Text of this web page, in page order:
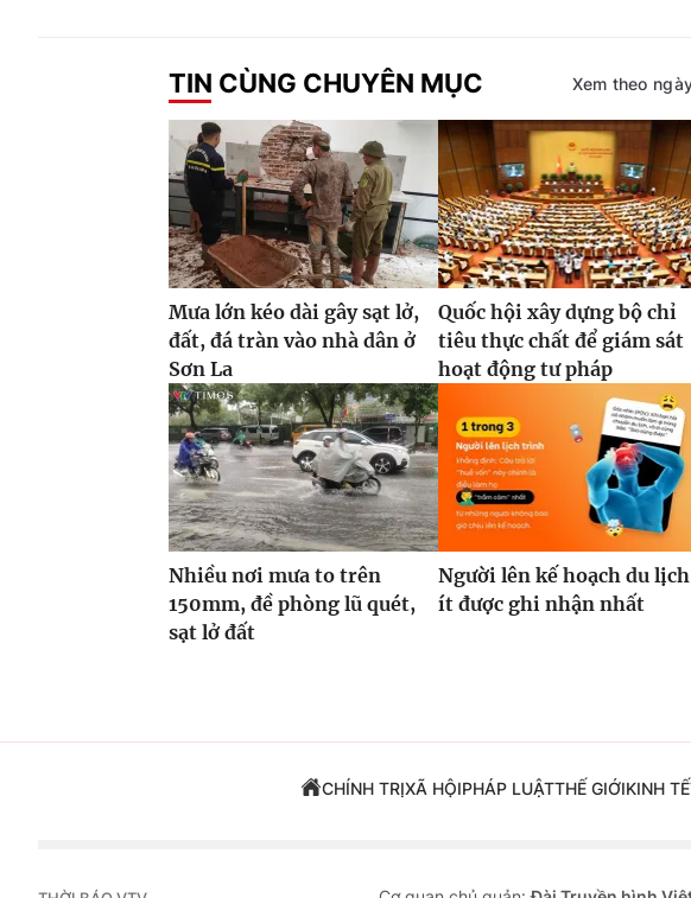
TIN CÙNG CHUYÊN MỤC Xem theo
Mưa lớn kéo dài gây sạt lở,
đất, đá tràn vào nhà dân ở
Sơn La
Quốc hội xây dựng bộ chỉ
tiêu thực chất để giám sát
hoạt động tư pháp
Nhiều nơi mưa to trên
150mm, đề phòng lũ quét,
sạt lở đất
Người lên kế hoạch du lịch
ít được ghi nhận nhất
CHÍNH TRỊXÃ HỘIPHÁP LUẬTTHẾ GIỚIKINH TẾ